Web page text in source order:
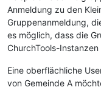
Anmeldung zu den
Gruppenanmeldung,
es möglich, dass die
ChurchTools-
Eine oberflächliche
von Gemeinde A